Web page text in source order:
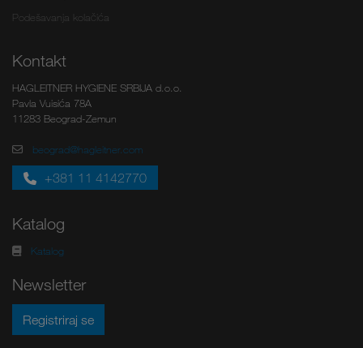
Podešavanja kolačića
Kontakt
HAGLEITNER HYGIENE SRBIJA d.o.o.
Pavla Vuisića 78A
11283 Beograd-Zemun
beograd@hagleitner.com
+381 11 4142770
Katalog
Katalog
Newsletter
Registriraj se